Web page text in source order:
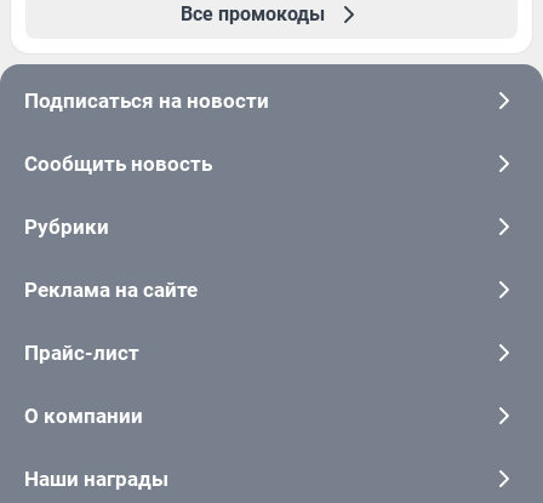
Все промокоды
Подписаться на новости
Сообщить новость
Рубрики
Реклама на сайте
Прайс-лист
О компании
Наши награды